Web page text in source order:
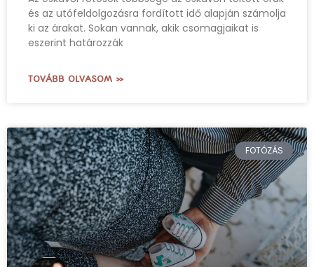
és az utófeldolgozásra fordított idő alapján számolja
ki az árakat. Sokan vannak, akik csomagjaikat is
eszerint határozzák
TOVÁBB OLVASOM »
FOTÓZÁS